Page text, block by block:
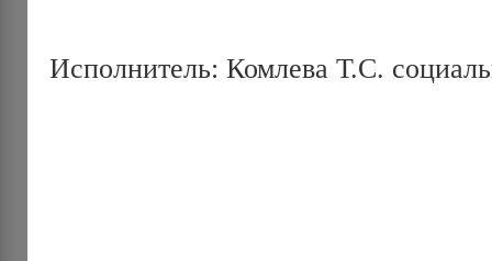
Исполнитель: Комлева Т.С.